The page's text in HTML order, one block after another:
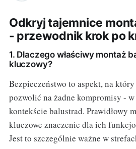
Odkryj tajemnice
- przewodnik krok po
1. Dlaczego właściwy montaż
kluczowy?
Bezpieczeństwo to aspekt, na
pozwolić na żadne kompromisy -
kontekście balustrad. Prawidłowy
kluczowe znaczenie dla ich
Jest to szczególnie ważne w